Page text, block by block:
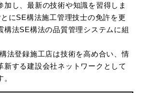
加し、最新の技術や知識を習得しま
にSE構法施工管理技士の免許を更
構法SE構法の品質管理システムに組
法登録施工店は技術を高め合い、情
新する建設会社ネットワークとして